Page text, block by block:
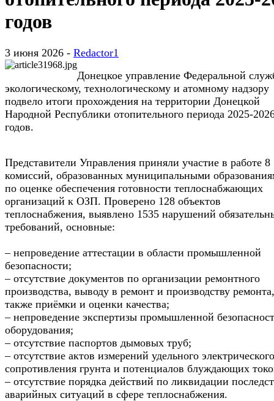
годов
3 июня 2026 - Redactor1
Донецкое управление Федеральной
экологическому, технологическому и атомному надзору
подвело итоги прохождения на территории Донецкой
Народной Республики отопительного периода 2025-
годов.
Представители Управления приняли участие в работе 8
комиссий, образованных муниципальными
по оценке обеспечения готовности теплоснабжающих
организаций к ОЗП. Проверено 128 объектов
теплоснабжения, выявлено 1535 нарушений
требований, основные:
– непроведение аттестации в области промышленной
безопасности;
– отсутствие документов по организации ремонтного
производства, выводу в ремонт и производству
также приёмки и оценки качества;
– непроведение экспертизы промышленной
оборудования;
– отсутствие паспортов дымовых труб;
– отсутствие актов измерений удельного электрического
сопротивления грунта и потенциалов блуждающих
– отсутствие порядка действий по ликвидации
аварийных ситуаций в сфере теплоснабжения.